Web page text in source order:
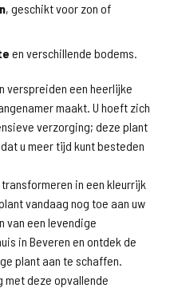
, geschikt voor zon of
en verschillende bodems.
verspreiden een heerlijke
maakt. U hoeft zich
verzorging; deze plant
u meer tijd kunt besteden
in een kleurrijk
vandaag nog toe aan uw
van een levendige
in Beveren en ontdek de
plant aan te schaffen.
met deze opvallende